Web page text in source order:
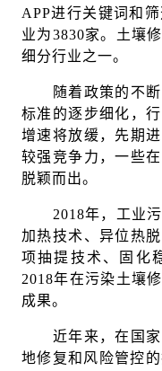
APP进行关键词和
业为3830家。土壤
细分行业之一。
随着政策的不
标准的逐步细化，
增速将放缓，先期
较强竞争力，一些
脱颖而出。
2018年，工业
加热技术、异位热
项抽提技术、固化
2018年在污染土壤
成果。
近年来，在国
地修复和风险管控